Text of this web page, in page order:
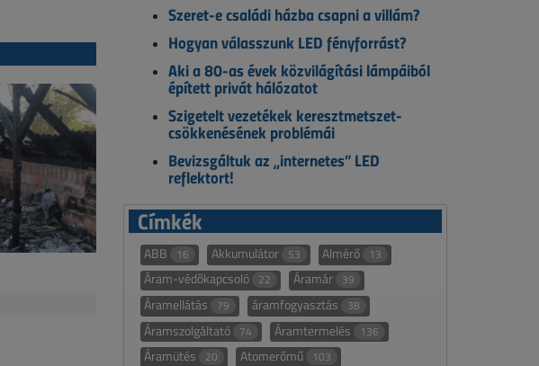
Szeret-e családi házba csapni a villám?
Hogyan válasszunk LED fényforrást?
Aki a 80-as évek közvilágítási lámpáiból
épített privát hálózatot
Szigetelt vezetékek keresztmetszet-
csökkenésének problémái
Bevizsgáltuk az „internetes” LED
reflektort!
Címkék
ABB 16 Akkumulátor 53 Almérő 13
Áram-védőkapcsoló 22 Áramár 39
Áramellátás 79 áramfogyasztás 38
Áramszolgáltató 74 Áramtermelés 136
Áramütés 20 Atomerőmű 103